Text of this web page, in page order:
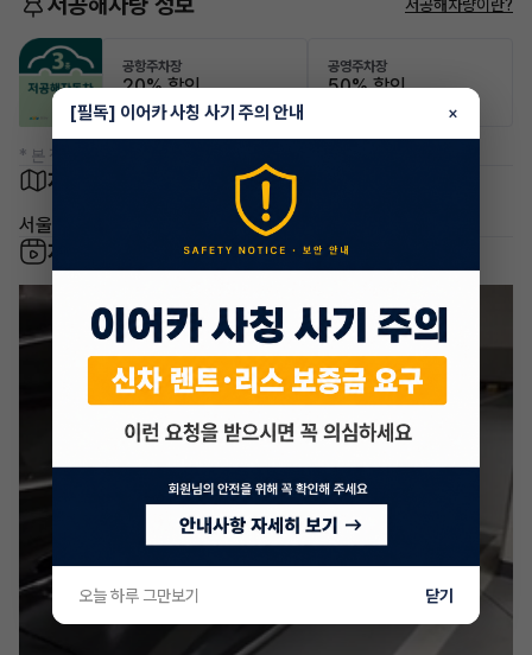
저공해차량이란?
공항주차장
20% 할인
공영주차장
50% 할인
* 본 정보는 지자체마다 다를 수 있으니 실제 정보와 확인해 주세요.
차량 위치
서울 강서구 마곡동
차량 영상
[필독] 이어카 사칭 사기 주의 안내 ×
오늘 하루 그만보기 닫기